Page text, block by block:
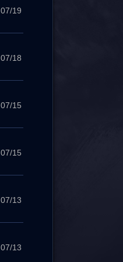
07/19
07/18
07/15
07/15
07/13
07/13